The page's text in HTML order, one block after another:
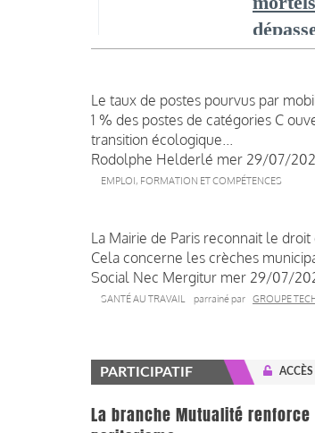
Le taux de postes pourvus par
1 % des postes de catégories C
transition écologique...
Rodolphe Helderlé mer 29/07/
EMPLOI, FORMATION ET COMPÉTENCES
La Mairie de Paris reconnait le
Cela concerne les crèches
Social Nec Mergitur mer 29/07/
SANTÉ AU TRAVAIL parrainé par GROUPE
PARTICIPATIF
La branche Mutualité